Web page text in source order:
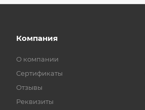
Компания
О компании
Сертификаты
Отзывы
Реквизиты